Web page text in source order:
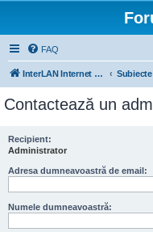
FAQ
InterLAN Internet Exchange
Contactează un
Recipient:
Administrator
Adresa dumneavoastră de email:
Numele dumneavoastră: